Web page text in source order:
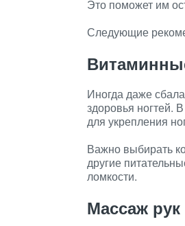
Это поможет им
Следующие
Иногда даже
здоровья ногтей.
для укрепления
Важно выбирать
другие
ломкости.
Массаж